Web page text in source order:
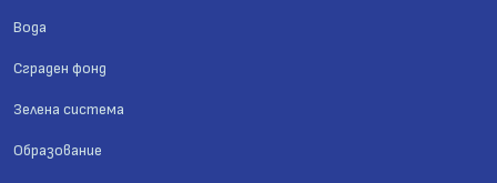
Вода
Сграден фонд
Зелена система
Образование